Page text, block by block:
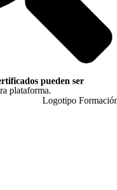
pueden ser
plataforma.